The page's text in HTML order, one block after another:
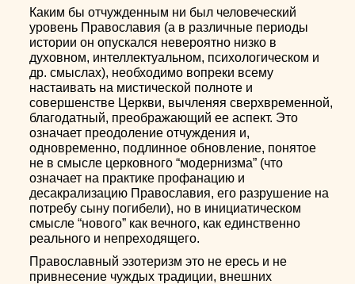
Каким бы отчужденным ни был человеческий
уровень Православия (а в различные периоды
истории он опускался невероятно низко в
духовном, интеллектуальном, психологическом и
др. смыслах), необходимо вопреки всему
настаивать на мистической полноте и
совершенстве Церкви, вычленяя сверхвременной,
благодатный, преображающий ее аспект. Это
означает преодоление отчуждения и,
одновременно, подлинное обновление, понятое
не в смысле церковного “модернизма” (что
означает на практике профанацию и
десакрализацию Православия, его разрушение на
потребу сыну погибели), но в инициатическом
смысле “нового” как вечного, как единственно
реального и непреходящего.
Православный эзотеризм это не ересь и не
привнесение чуждых традиции, внешних